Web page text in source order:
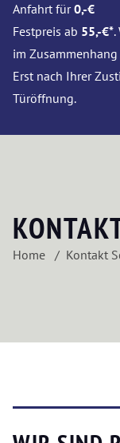
Anfahrt für0,-€
Festpreis ab 55,-€*
im
Erst nach Ihrer
Türöffnung.
Home Kontakt